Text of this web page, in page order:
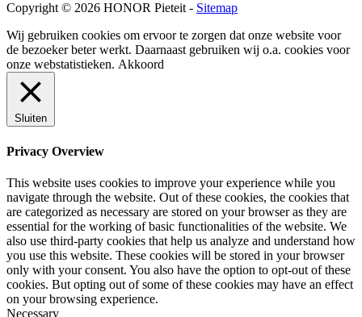
Copyright © 2026 HONOR Pieteit - Sitemap
Wij gebruiken cookies om ervoor te zorgen dat onze website voor
de bezoeker beter werkt. Daarnaast gebruiken wij o.a. cookies voor
onze webstatistieken. Akkoord
Sluiten
Privacy Overview
This website uses cookies to improve your experience while you
navigate through the website. Out of these cookies, the cookies that
are categorized as necessary are stored on your browser as they are
essential for the working of basic functionalities of the website. We
also use third-party cookies that help us analyze and understand how
you use this website. These cookies will be stored in your browser
only with your consent. You also have the option to opt-out of these
cookies. But opting out of some of these cookies may have an effect
on your browsing experience.
Necessary